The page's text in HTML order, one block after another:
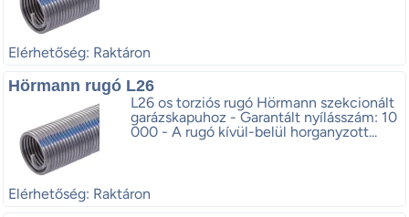
Elérhetőség: Raktáron
Hörmann rugó L26
L26 os torziós rugó Hörmann szekcionált
garázskapuhoz - Garantált nyílásszám: 10
000 - A rugó kívül-belül horganyzott...
Elérhetőség: Raktáron